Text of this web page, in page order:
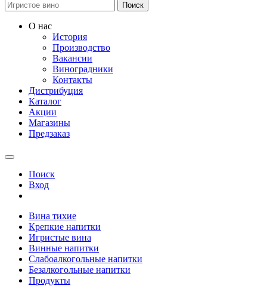
Поиск
О нас
История
Производство
Вакансии
Виноградники
Контакты
Дистрибуция
Каталог
Акции
Магазины
Предзаказ
Поиск
Вход
Вина тихие
Крепкие напитки
Игристые вина
Винные напитки
Слабоалкогольные напитки
Безалкогольные напитки
Продукты